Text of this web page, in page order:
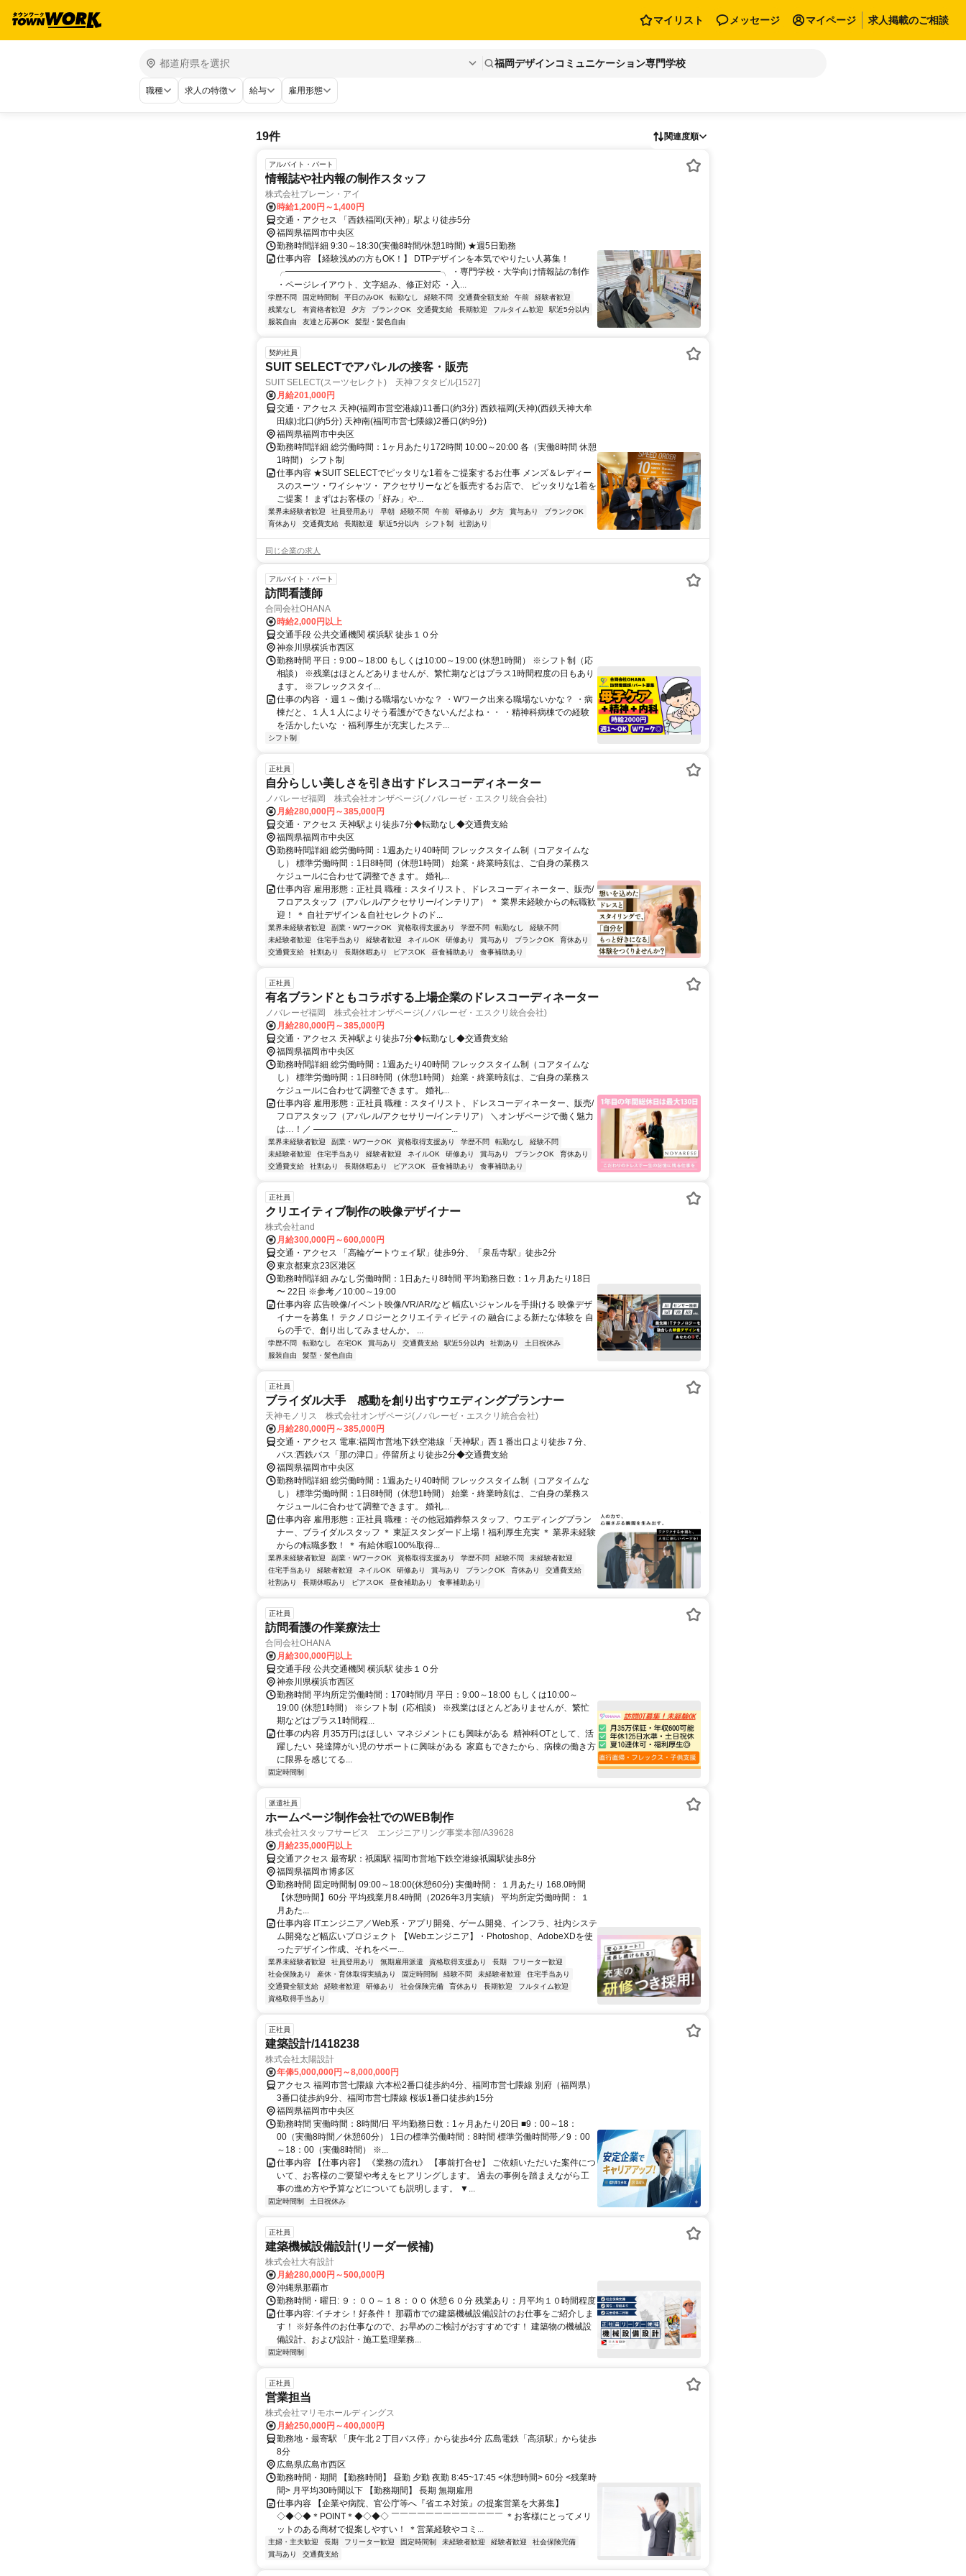
マイリスト メッセージ マイページ 求人掲載のご相談
福岡デザインコミュニケーション専門学校
職種 求人の特徴 給与 雇用形態
19件 関連度順
アルバイト・パート
情報誌や社内報の制作スタッフ
株式会社ブレーン・アイ
時給1,200円～1,400円
交通・アクセス 「西鉄福岡(天神)」駅より徒歩5分
福岡県福岡市中央区
勤務時間詳細 9:30～18:30(実働8時間/休憩1時間) ★週5日勤務
仕事内容 【経験浅めの方もOK！】 DTPデザインを本気でやりたい人募集！
╭━━━━━━━━━━━━━━━━━━╮ ・専門学校・大学向け情報誌の制作
・ページレイアウト、文字組み、修正対応 ・入...
学歴不問 固定時間制 平日のみOK 転勤なし 経験不問 交通費全額支給 午前
経験者歓迎
残業なし
有資格者歓迎 夕方 ブランクOK 交通費支給 長期歓迎 フルタイム歓迎
駅近5分以内
服装自由
友達と応募OK 髪型・髪色自由
契約社員
SUIT SELECTでアパレルの接客・販売
SUIT SELECT(スーツセレクト) 天神フタタビル[1527]
月給201,000円
交通・アクセス 天神(福岡市営空港線)11番口(約3分) 西鉄福岡(天神)(西鉄天神大牟
田線)北口(約5分) 天神南(福岡市営七隈線)2番口(約9分)
福岡県福岡市中央区
勤務時間詳細 総労働時間：1ヶ月あたり172時間 10:00～20:00 各（実働8時間 休憩
1時間） シフト制
仕事内容 ★SUIT SELECTでピッタリな1着をご提案するお仕事 メンズ＆レディー
スのスーツ・ワイシャツ・ アクセサリーなどを販売するお店で、 ピッタリな1着を
ご提案！ まずはお客様の「好み」や...
業界未経験者歓迎 社員登用あり 早朝 経験不問 午前 研修あり 夕方 賞与あり
ブランクOK
育休あり
交通費支給 長期歓迎 駅近5分以内 シフト制 社割あり
同じ企業の求人
アルバイト・パート
訪問看護師
合同会社OHANA
時給2,000円以上
交通手段 公共交通機関 横浜駅 徒歩１０分
神奈川県横浜市西区
勤務時間 平日：9:00～18:00 もしくは10:00～19:00 (休憩1時間） ※シフト制（応
相談） ※残業はほとんどありませんが、繁忙期などはプラス1時間程度の日もあり
ます。 ※フレックスタイ...
仕事の内容 ・週１～働ける職場ないかな？ ・Wワーク出来る職場ないかな？ ・病
棟だと、１人１人によりそう看護ができないんだよね・・ ・精神科病棟での経験
を活かしたいな ・福利厚生が充実したステ...
シフト制
正社員
自分らしい美しさを引き出すドレスコーディネーター
ノバレーゼ福岡 株式会社オンザページ(ノバレーゼ・エスクリ統合会社)
月給280,000円～385,000円
交通・アクセス 天神駅より徒歩7分◆転勤なし◆交通費支給
福岡県福岡市中央区
勤務時間詳細 総労働時間：1週あたり40時間 フレックスタイム制（コアタイムな
し） 標準労働時間：1日8時間（休憩1時間） 始業・終業時刻は、ご自身の業務ス
ケジュールに合わせて調整できます。 婚礼...
仕事内容 雇用形態：正社員 職種：スタイリスト、ドレスコーディネーター、販売/
フロアスタッフ（アパレル/アクセサリー/インテリア） ＊ 業界未経験からの転職歓
迎！ ＊ 自社デザイン＆自社セレクトのド...
業界未経験者歓迎 副業・WワークOK 資格取得支援あり 学歴不問 転勤なし
経験不問
未経験者歓迎
住宅手当あり 経験者歓迎 ネイルOK 研修あり 賞与あり ブランクOK
育休あり
交通費支給
社割あり 長期休暇あり ピアスOK 昼食補助あり 食事補助あり
正社員
有名ブランドともコラボする上場企業のドレスコーディネーター
ノバレーゼ福岡 株式会社オンザページ(ノバレーゼ・エスクリ統合会社)
月給280,000円～385,000円
交通・アクセス 天神駅より徒歩7分◆転勤なし◆交通費支給
福岡県福岡市中央区
勤務時間詳細 総労働時間：1週あたり40時間 フレックスタイム制（コアタイムな
し） 標準労働時間：1日8時間（休憩1時間） 始業・終業時刻は、ご自身の業務ス
ケジュールに合わせて調整できます。 婚礼...
仕事内容 雇用形態：正社員 職種：スタイリスト、ドレスコーディネーター、販売/
フロアスタッフ（アパレル/アクセサリー/インテリア） ＼オンザページで働く魅力
は…！／ ――――――――――――――――...
業界未経験者歓迎 副業・WワークOK 資格取得支援あり 学歴不問 転勤なし
経験不問
未経験者歓迎
住宅手当あり 経験者歓迎 ネイルOK 研修あり 賞与あり ブランクOK
育休あり
交通費支給
社割あり 長期休暇あり ピアスOK 昼食補助あり 食事補助あり
正社員
クリエイティブ制作の映像デザイナー
株式会社and
月給300,000円～600,000円
交通・アクセス 「高輪ゲートウェイ駅」徒歩9分、「泉岳寺駅」徒歩2分
東京都東京23区港区
勤務時間詳細 みなし労働時間：1日あたり8時間 平均勤務日数：1ヶ月あたり18日
〜 22日 ※参考／10:00～19:00
仕事内容 広告映像/イベント映像/VR/AR/など 幅広いジャンルを手掛ける 映像デザ
イナーを募集！ テクノロジーとクリエイティビティの 融合による新たな体験を 自
らの手で、創り出してみませんか。 ...
学歴不問 転勤なし 在宅OK 賞与あり 交通費支給 駅近5分以内 社割あり
土日祝休み
服装自由
髪型・髪色自由
正社員
ブライダル大手 感動を創り出すウエディングプランナー
天神モノリス 株式会社オンザページ(ノバレーゼ・エスクリ統合会社)
月給280,000円～385,000円
交通・アクセス 電車:福岡市営地下鉄空港線「天神駅」西１番出口より徒歩７分、
バス:西鉄バス「那の津口」停留所より徒歩2分◆交通費支給
福岡県福岡市中央区
勤務時間詳細 総労働時間：1週あたり40時間 フレックスタイム制（コアタイムな
し） 標準労働時間：1日8時間（休憩1時間） 始業・終業時刻は、ご自身の業務ス
ケジュールに合わせて調整できます。 婚礼...
仕事内容 雇用形態：正社員 職種：その他冠婚葬祭スタッフ、ウエディングプラン
ナー、ブライダルスタッフ ＊ 東証スタンダード上場！福利厚生充実 ＊ 業界未経験
からの転職多数！ ＊ 有給休暇100%取得...
業界未経験者歓迎 副業・WワークOK 資格取得支援あり 学歴不問 経験不問
未経験者歓迎
住宅手当あり
経験者歓迎 ネイルOK 研修あり 賞与あり ブランクOK 育休あり
交通費支給
社割あり
長期休暇あり ピアスOK 昼食補助あり 食事補助あり
正社員
訪問看護の作業療法士
合同会社OHANA
月給300,000円以上
交通手段 公共交通機関 横浜駅 徒歩１０分
神奈川県横浜市西区
勤務時間 平均所定労働時間：170時間/月 平日：9:00～18:00 もしくは10:00～
19:00 (休憩1時間） ※シフト制（応相談） ※残業はほとんどありませんが、繁忙
期などはプラス1時間程...
仕事の内容 月35万円はほしい ️ マネジメントにも興味がある ️ 精神科OTとして、活
躍したい ️ 発達障がい児のサポートに興味がある ️ 家庭もできたから、病棟の働き方
に限界を感じてる...
固定時間制
派遣社員
ホームページ制作会社でのWEB制作
株式会社スタッフサービス エンジニアリング事業本部/A39628
月給235,000円以上
交通アクセス 最寄駅：祇園駅 福岡市営地下鉄空港線祇園駅徒歩8分
福岡県福岡市博多区
勤務時間 固定時間制 09:00～18:00(休憩60分) 実働時間： １月あたり 168.0時間
【休憩時間】60分 平均残業月8.4時間（2026年3月実績） 平均所定労働時間： １
月あた...
仕事内容 ITエンジニア／Web系・アプリ開発、ゲーム開発、インフラ、社内システ
ム開発など幅広いプロジェクト 【Webエンジニア】・Photoshop、AdobeXDを使
ったデザイン作成、それをベー...
業界未経験者歓迎 社員登用あり 無期雇用派遣 資格取得支援あり 長期
フリーター歓迎
社会保険あり
産休・育休取得実績あり 固定時間制 経験不問 未経験者歓迎
住宅手当あり
交通費全額支給
経験者歓迎 研修あり 社会保険完備 育休あり 長期歓迎
フルタイム歓迎
資格取得手当あり
正社員
建築設計/1418238
株式会社太陽設計
年俸5,000,000円～8,000,000円
アクセス 福岡市営七隈線 六本松2番口徒歩約4分、福岡市営七隈線 別府（福岡県）
3番口徒歩約9分、福岡市営七隈線 桜坂1番口徒歩約15分
福岡県福岡市中央区
勤務時間 実働時間：8時間/日 平均勤務日数：1ヶ月あたり20日 ■9：00～18：
00（実働8時間／休憩60分） 1日の標準労働時間：8時間 標準労働時間帯／9：00
～18：00（実働8時間） ※...
仕事内容 【仕事内容】 《業務の流れ》 【事前打合せ】 ご依頼いただいた案件につ
いて、お客様のご要望や考えをヒアリングします。 過去の事例を踏まえながら工
事の進め方や予算などについても説明します。 ▼...
固定時間制 土日祝休み
正社員
建築機械設備設計(リーダー候補)
株式会社大有設計
月給280,000円～500,000円
沖縄県那覇市
勤務時間・曜日: ９：００～１８：００ 休憩６０分 残業あり：月平均１０時間程度
仕事内容: イチオシ！好条件！ 那覇市での建築機械設備設計のお仕事をご紹介しま
す！ ※好条件のお仕事なので、お早めのご検討がおすすめです！ 建築物の機械設
備設計、および設計・施工監理業務...
固定時間制
正社員
営業担当
株式会社マリモホールディングス
月給250,000円～400,000円
勤務地・最寄駅 「庚午北２丁目バス停」から徒歩4分 広島電鉄「高須駅」から徒歩
8分
広島県広島市西区
勤務時間・期間 【勤務時間】 昼勤 夕勤 夜勤 8:45~17:45 <休憩時間> 60分 <残業時
間> 月平均30時間以下 【勤務期間】 長期 無期雇用
仕事内容 【企業や病院、官公庁等へ『省エネ対策』の提案営業を大募集】
◇◆◇◆＊POINT＊◆◇◆◇ ￣￣￣￣￣￣￣￣￣￣￣￣￣ ＊お客様にとってメリ
ットのある商材で提案しやすい！ ＊営業経験やコミ...
主婦・主夫歓迎 長期 フリーター歓迎 固定時間制 未経験者歓迎 経験者歓迎
社会保険完備
賞与あり
交通費支給